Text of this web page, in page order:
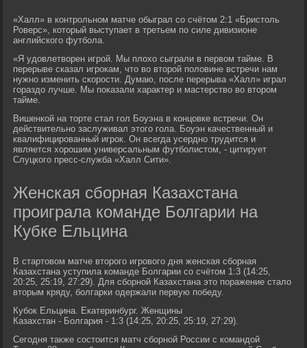
«Халл» в контрольном матче обыграл со счётом 2:1 «Бристоль
Роверс», который выступает в третьем по силе дивизионе
английского футбола.
«Я удовлетворен игрой. Мы плохо сыграли в первом тайме. В
перерыве сказал игрокам, что во второй половине встречи нам
нужно изменить скорости. Думаю, после перерыва «Халл» играл
гораздо лучше. Мы показали характер и мастерство во втором
тайме.
Вишенкой на торте стал гол Боуэна в концовке встречи. Он
действительно заслуживал этого гола. Боуэн качественный и
квалифицированный игрок. Он всегда усердно трудится и
является хорошим универсальным футболистом, - цитирует
Слуцкого пресс-служба «Халл Сити».
Женская сборная Казахстана
проиграла команде Болгарии на
Кубке Ельцина
В стартовом матче второго игрового дня женская сборная
Казахстана уступила команде Болгарии со счётом 1:3 (14:25,
20:25, 25:19, 27:29). Для сборной Казахстана это поражение стало
вторым кряду, болгарки одержали первую победу.
Кубок Ельцина. Екатеринбург. Женщины
Казахстан - Болгария - 1:3 (14:25, 20:25, 25:19, 27:29).
Сегодня также состоится матч сборной России с командой